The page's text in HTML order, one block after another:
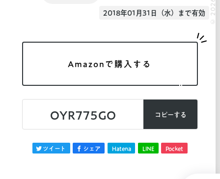
2018年01月31日（水）まで有効
Amazonで購入する
OYR775GO コピーする
ツイート シェア Hatena LINE Pocket